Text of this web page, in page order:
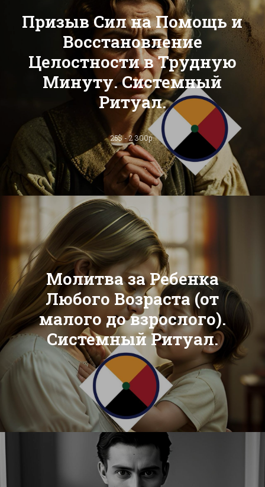
Призыв Сил на Помощь и
Восстановление
Целостности в Трудную
Минуту. Системный
Ритуал.
25$ - 2 300р.
Молитва за Ребенка
Любого Возраста (от
малого до взрослого).
Системный Ритуал.